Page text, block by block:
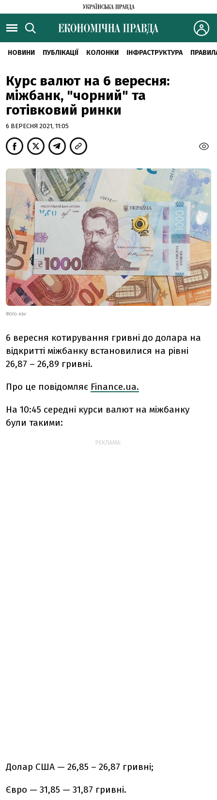
НОВИНИ ПУБЛІКАЦІЇ КОЛОНКИ ІНФРАСТРУКТУРА
Курс валют на 6 вересня:
міжбанк, "чорний" та
готівковий ринки
6 ВЕРЕСНЯ 2021, 11:05
ФОТО: НБУ
6 вересня котирування гривні до долара на
відкритті міжбанку встановилися на рівні
26,87 – 26,89 гривні.
Про це повідомляє Finance.ua.
На 10:45 середні курси валют на міжбанку
були такими:
РЕКЛАМА:
Долар США — 26,85 – 26,87 гривні;
Євро — 31,85 — 31,87 гривні.